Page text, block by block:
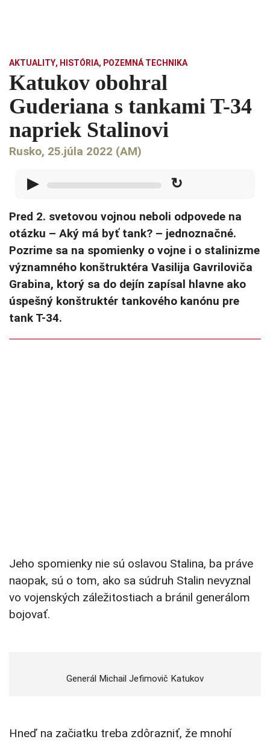
AKTUALITY, HISTÓRIA, POZEMNÁ TECHNIKA
Katukov obohral
Guderiana s tankami T-34
napriek Stalinovi
Rusko, 25.júla 2022 (AM)
▶ ↻
Pred 2. svetovou vojnou neboli odpovede na
otázku – Aký má byť tank? – jednoznačné.
Pozrime sa na spomienky o vojne i o stalinizme
významného konštruktéra Vasilija Gavriloviča
Grabina, ktorý sa do dejín zapísal hlavne ako
úspešný konštruktér tankového kanónu pre
tank T-34.
Jeho spomienky nie sú oslavou Stalina, ba práve
naopak, sú o tom, ako sa súdruh Stalin nevyznal
vo vojenských záležitostiach a bránil generálom
bojovať.
Generál Michail Jefimovič Katukov
Hneď na začiatku treba zdôrazniť, že mnohí